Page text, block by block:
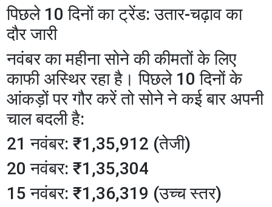
​पिछले 10 दिनों का ट्रेंड: उतार-चढ़ाव का
दौर जारी
​नवंबर का महीना सोने की कीमतों के लिए
काफी अस्थिर रहा है। पिछले 10 दिनों के
आंकड़ों पर गौर करें तो सोने ने कई बार अपनी
चाल बदली है:
​21 नवंबर: ₹1,35,912 (तेजी)
​20 नवंबर: ₹1,35,304
​15 नवंबर: ₹1,36,319 (उच्च स्तर)